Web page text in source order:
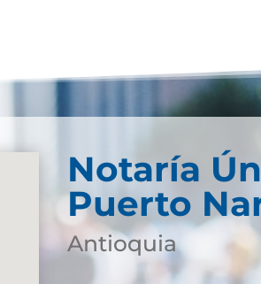
Notaría
Puerto
Antioquia